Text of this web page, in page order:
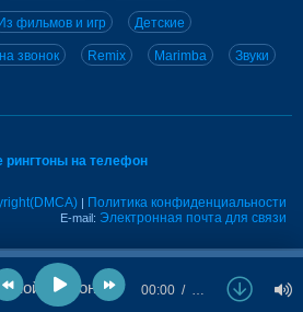
фильмов и игр Детские
звонок Remix Marimba Звуки
рингтоны на телефон
| Политика конфиденциальности
E-mail: Электронная почта для связи
стороне 00:00 …